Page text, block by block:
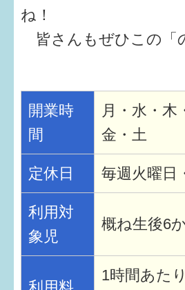
ね！
皆さんもぜひこの「
開業時
間
月・水・
金・土
定休日 毎週火曜日
利用対
象児
概ね生後6
1時間あた